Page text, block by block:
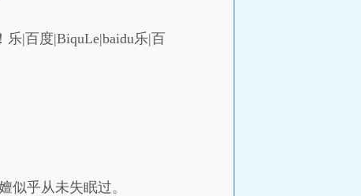
乐|百度|BiquLe|baidu乐|百
似乎从未失眠过。